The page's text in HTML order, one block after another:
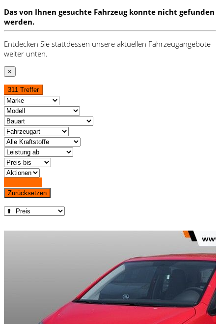
Das von Ihnen gesuchte Fahrzeug konnte nicht gefunden
werden.
Entdecken Sie stattdessen unsere aktuellen Fahrzeugangebote
weiter unten.
×
311 Treffer
Zurücksetzen